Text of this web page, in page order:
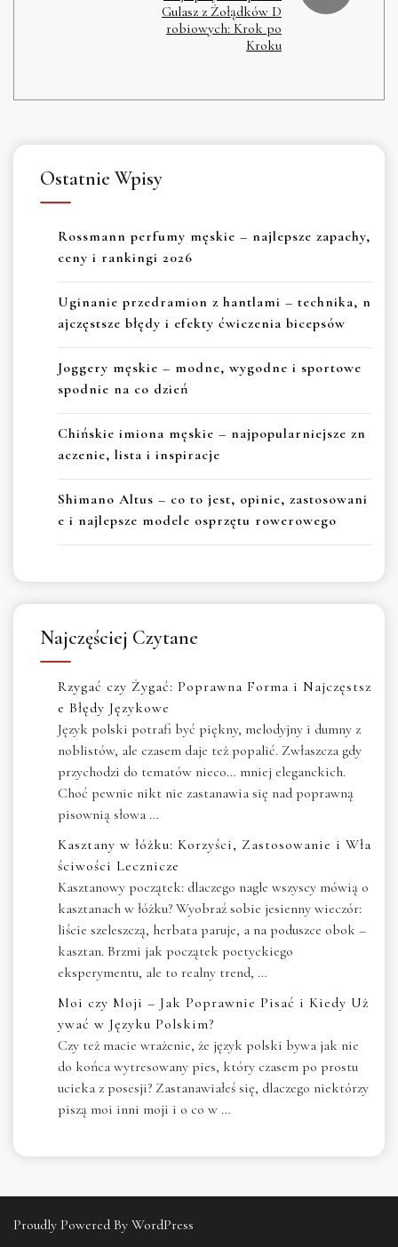
Gulasz z Żołądków D
robiowych: Krok po
Kroku
Ostatnie Wpisy
Rossmann perfumy męskie – najlepsze zapachy,
ceny i rankingi 2026
Uginanie przedramion z hantlami – technika, n
ajczęstsze błędy i efekty ćwiczenia bicepsów
Joggery męskie – modne, wygodne i sportowe
spodnie na co dzień
Chińskie imiona męskie – najpopularniejsze zn
aczenie, lista i inspiracje
Shimano Altus – co to jest, opinie, zastosowani
e i najlepsze modele osprzętu rowerowego
Najczęściej Czytane
Rzygać czy Żygać: Poprawna Forma i Najczęstsz
e Błędy Językowe
Język polski potrafi być piękny, melodyjny i dumny z
noblistów, ale czasem daje też popalić. Zwłaszcza gdy
przychodzi do tematów nieco… mniej eleganckich.
Choć pewnie nikt nie zastanawia się nad poprawną
pisownią słowa …
Kasztany w łóżku: Korzyści, Zastosowanie i Wła
ściwości Lecznicze
Kasztanowy początek: dlaczego nagle wszyscy mówią o
kasztanach w łóżku? Wyobraź sobie jesienny wieczór:
liście szeleszczą, herbata paruje, a na poduszce obok –
kasztan. Brzmi jak początek poetyckiego
eksperymentu, ale to realny trend, …
Moi czy Moji – Jak Poprawnie Pisać i Kiedy Uż
ywać w Języku Polskim?
Czy też macie wrażenie, że język polski bywa jak nie
do końca wytresowany pies, który czasem po prostu
ucieka z posesji? Zastanawiałeś się, dlaczego niektórzy
piszą moi inni moji i o co w …
Proudly Powered By WordPress